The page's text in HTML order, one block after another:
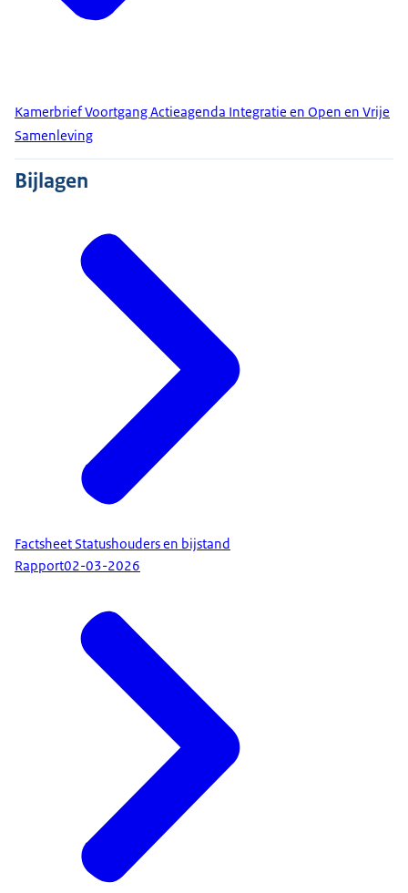
Kamerbrief Voortgang Actieagenda Integratie en Open en Vrije
Samenleving
Bijlagen
Factsheet Statushouders en bijstand
Rapport02-03-2026